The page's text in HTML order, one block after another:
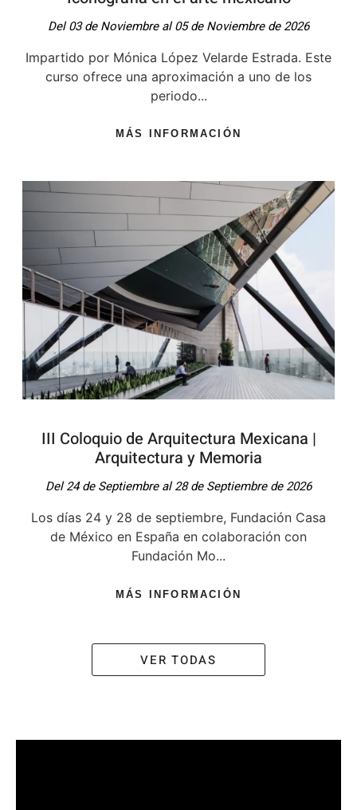
Del 03 de Noviembre al 05 de Noviembre de 2026
Impartido por Mónica López Velarde Estrada. Este
curso ofrece una aproximación a uno de los
periodo...
MÁS INFORMACIÓN
III Coloquio de Arquitectura Mexicana |
Arquitectura y Memoria
Del 24 de Septiembre al 28 de Septiembre de 2026
Los días 24 y 28 de septiembre, Fundación Casa
de México en España en colaboración con
Fundación Mo...
MÁS INFORMACIÓN
VER TODAS